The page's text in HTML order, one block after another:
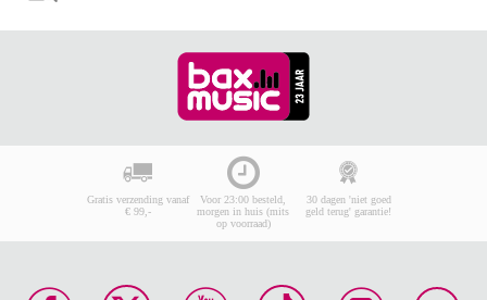
Gratis verzending vanaf
€ 99,-
Voor 23:00 besteld,
morgen in huis (mits
op voorraad)
30 dagen 'niet goed
geld terug' garantie!